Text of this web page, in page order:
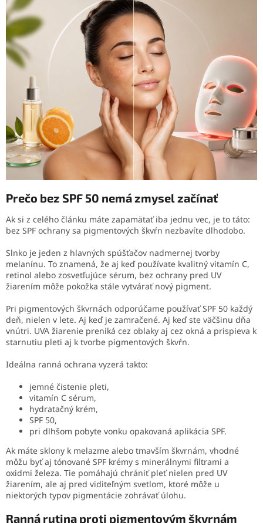
Prečo bez SPF 50 nemá zmysel začínať
Ak si z celého článku máte zapamätať iba jednu vec, je to táto:
bez SPF ochrany sa pigmentových škvŕn nezbavíte dlhodobo.
Slnko je jeden z hlavných spúšťačov nadmernej tvorby
melanínu. To znamená, že aj keď používate kvalitný vitamín C,
retinol alebo zosvetľujúce sérum, bez ochrany pred UV
žiarením môže pokožka stále vytvárať nový pigment.
Pri pigmentových škvrnách odporúčame používať SPF 50 každý
deň, nielen v lete. Aj keď je zamračené. Aj keď ste väčšinu dňa
vnútri. UVA žiarenie preniká cez oblaky aj cez okná a prispieva k
starnutiu pleti aj k tvorbe pigmentových škvŕn.
Ideálna ranná ochrana vyzerá takto:
jemné čistenie pleti,
vitamín C sérum,
hydratačný krém,
SPF 50,
pri dlhšom pobyte vonku opakovaná aplikácia SPF.
Ak máte sklony k melazme alebo tmavším škvrnám, vhodné
môžu byť aj tónované SPF krémy s minerálnymi filtrami a
oxidmi železa. Tie pomáhajú chrániť pleť nielen pred UV
žiarením, ale aj pred viditeľným svetlom, ktoré môže u
niektorých typov pigmentácie zohrávať úlohu.
Ranná rutina proti pigmentovým škvrnám